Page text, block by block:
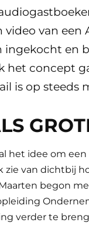
video van een
ingekocht en
het concept
is op steeds
het idee om
zie van dichtbij
begon
verder te